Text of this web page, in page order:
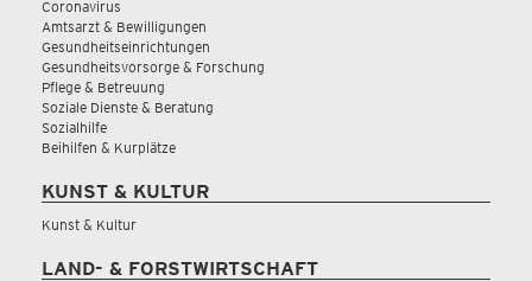
Coronavirus
Amtsarzt & Bewilligungen
Gesundheitseinrichtungen
Gesundheitsvorsorge & Forschung
Pflege & Betreuung
Soziale Dienste & Beratung
Sozialhilfe
Beihilfen & Kurplätze
KUNST & KULTUR
Kunst & Kultur
LAND- & FORSTWIRTSCHAFT